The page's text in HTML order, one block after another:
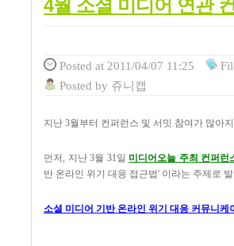
4월 소셜 미디어 연관
Posted at 2011/04/07 11:25
Posted by 쥬니캡
지난 3월부터 컨퍼런스 및 서밋 참여가 많아
먼저, 지난 3월 31일 미디어오늘 주최 컨퍼
반 온라인 위기 대응 접근법' 이라는 주제로
소셜 미디어 기반 온라인 위기 대응 커뮤니케